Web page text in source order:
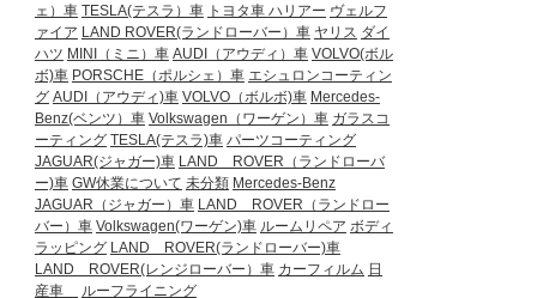
ェ）車 TESLA(テスラ）車 トヨタ車 ハリアー ヴェルフ
ァイア LAND ROVER(ランドローバー）車 ヤリス ダイ
ハツ MINI（ミニ）車 AUDI（アウディ）車 VOLVO(ボル
ボ)車 PORSCHE（ポルシェ）車 エシュロンコーティン
グ AUDI（アウディ)車 VOLVO（ボルボ)車 Mercedes-
Benz(ベンツ）車 Volkswagen（ワーゲン）車 ガラスコ
ーティング TESLA(テスラ)車 パーツコーティング
JAGUAR(ジャガー)車 LAND ROVER（ランドローバ
ー)車 GW休業について 未分類 Mercedes-Benz
JAGUAR（ジャガー）車 LAND ROVER（ランドロー
バー）車 Volkswagen(ワーゲン)車 ルームリペア ボディ
ラッピング LAND ROVER(ランドローバー)車
LAND ROVER(レンジローバー）車 カーフィルム 日
産車
ルーフライニング